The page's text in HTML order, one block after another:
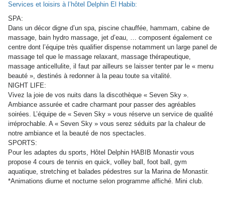
Services et loisirs à l’hôtel Delphin El Habib:
SPA:
Dans un décor digne d’un spa, piscine chauffée, hammam, cabine de
massage, bain hydro massage, jet d’eau, … composent également ce
centre dont l’équipe très qualifier dispense notamment un large panel de
massage tel que le massage relaxant, massage thérapeutique,
massage anticellulite, il faut par ailleurs se laisser tenter par le « menu
beauté », destinés à redonner à la peau toute sa vitalité.
NIGHT LIFE:
Vivez la joie de vos nuits dans la discothèque « Seven Sky ».
Ambiance assurée et cadre charmant pour passer des agréables
soirées. L’équipe de « Seven Sky » vous réserve un service de qualité
irréprochable. A « Seven Sky » vous serez séduits par la chaleur de
notre ambiance et la beauté de nos spectacles.
SPORTS:
Pour les adaptes du sports, Hôtel Delphin HABIB Monastir vous
propose 4 cours de tennis en quick, volley ball, foot ball, gym
aquatique, stretching et balades pédestres sur la Marina de Monastir.
*Animations diurne et nocturne selon programme affiché. Mini club.